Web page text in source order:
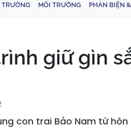
MÔI TRƯỜNG PHẢN BIỆN
giữ gìn
con trai Bảo Nam từ